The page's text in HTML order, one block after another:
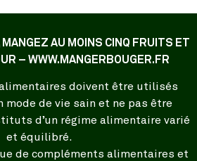
AU MOINS CINQ FRUITS ET
– WWW.MANGERBOUGER.FR
doivent être utilisés
mode de vie sain et ne pas être
d’un régime alimentaire varié
et équilibré.
de compléments alimentaires et